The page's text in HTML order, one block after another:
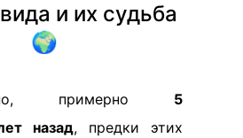
и их судьба
🌍
примерно 5
назад, предки этих